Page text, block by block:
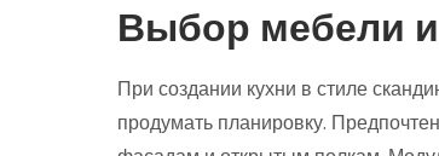
Выбор мебели
При создании кухни в стиле
продумать планировку.